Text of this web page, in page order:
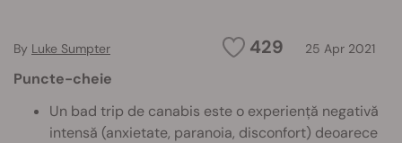
429 25 Apr 2021
By Luke Sumpter
Puncte-cheie
Un bad trip de canabis este o experiență negativă
intensă (anxietate, paranoia, disconfort) deoarece